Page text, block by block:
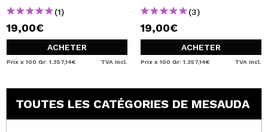
(1)
19,00€
ACHETER
Prix x 100 Gr: 1.357,14€ TVA Incl.
(3)
19,00€
ACHETER
Prix x 100 Gr: 1.357,14€ TVA Incl.
TOUTES LES CATÉGORIES DE MESAUDA